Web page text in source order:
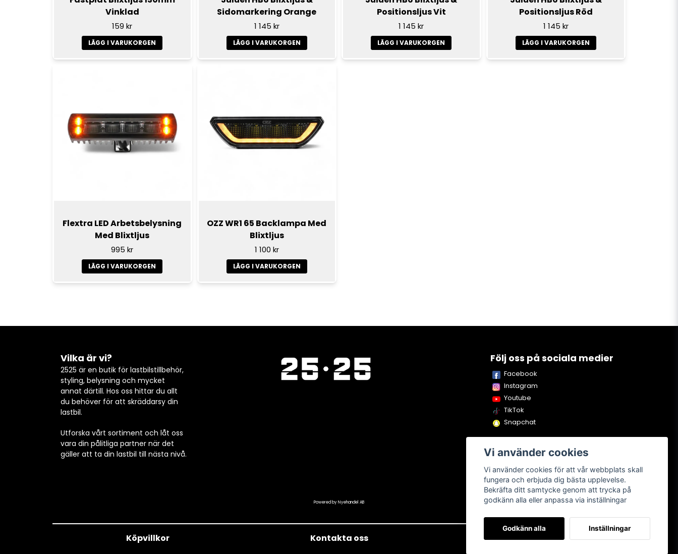
Vinklad
159 kr
LÄGG I VARUKORGEN
Sidomarkering Orange
1 145 kr
LÄGG I VARUKORGEN
Positionsljus Vit
1 145 kr
LÄGG I VARUKORGEN
Positionsljus Röd
1 145 kr
LÄGG I VARUKORGEN
Flextra LED Arbetsbelysning
Med Blixtljus
995 kr
LÄGG I VARUKORGEN
OZZ WR1 65 Backlampa Med
Blixtljus
1 100 kr
LÄGG I VARUKORGEN
Vilka är vi?
2525 är en butik för lastbilstillbehör,
styling, belysning och mycket
annat därtill. Hos oss hittar du allt
du behöver för att skräddarsy din
lastbil.
Utforska vårt sortiment och låt oss
vara din pålitliga partner när det
gäller att ta din lastbil till nästa nivå.
Följ oss på sociala medier
Facebook
Instagram
Youtube
TikTok
Snapchat
Powered by Nyehandel AB
Köpvillkor Kontakta oss Om oss
Vi använder cookies
Vi använder cookies för att vår webbplats skall
fungera och erbjuda dig bästa upplevelse.
Bekräfta ditt samtycke genom att trycka på
godkänn alla eller anpassa via inställningar
Godkänn alla Inställningar